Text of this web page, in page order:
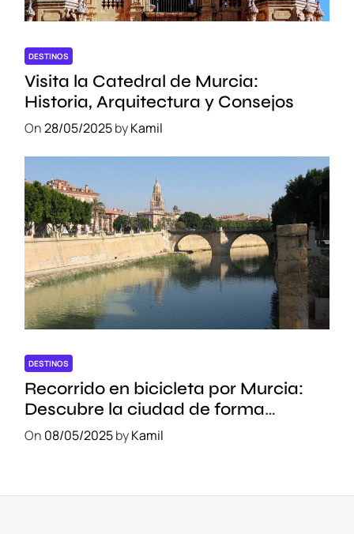
DESTINOS
Visita la Catedral de Murcia:
Historia, Arquitectura y Consejos
On28/05/2025byKamil
DESTINOS
Recorrido en bicicleta por Murcia:
Descubre la ciudad de forma
sostenible
On 08/05/2025byKamil